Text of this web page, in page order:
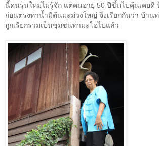
นี้คนรุ่นใหม่ไม่รู้จัก แต่คนอายุ 50 ปีขึ้นไปคุ้นเคยดี
ก่อนตรงท่าน้ำมีต้นมะม่วงใหญ่ จึงเรียกกันว่า บ้าน
ถูกเรียกรวมเป็นชุมชนท่ามะโอไปแล้ว